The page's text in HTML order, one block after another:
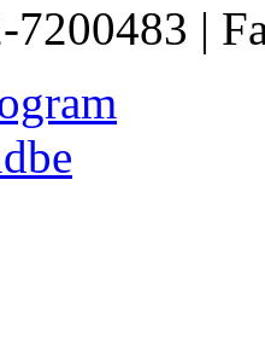
7200483 |